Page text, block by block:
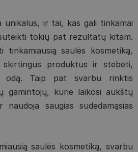
unikalus, ir tai, kas gali tinkamai
tokių pat rezultatų kitam.
tinkamiausią saulės kosmetiką,
produktus ir stebėti,
odą. Taip pat svarbu rinktis
gamintojų, kurie laikosi aukštų
saugias sudedamąsias
saulės kosmetiką, svarbu